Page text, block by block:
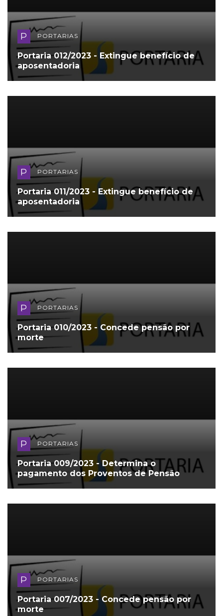
P PORTARIAS
Portaria 012/2023 - Extingue benefício de
aposentadoria
P PORTARIAS
Portaria 011/2023 - Extingue benefício de
aposentadoria
P PORTARIAS
Portaria 010/2023 - Concede pensão por
morte
P PORTARIAS
Portaria 009/2023 - Determina o
pagamento dos Proventos de Pensão
P PORTARIAS
Portaria 007/2023 - Concede pensão por
morte